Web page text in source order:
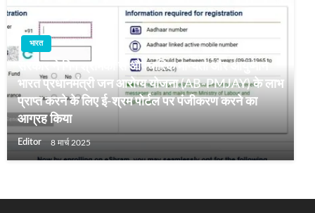
भारत
सरकार ने गिग श्रमिकों से औपचारिक मान्यता और आयुष्मान
भारत प्रधानमंत्री जन आरोग्य योजना (AB-PMJAY) के लाभ
प्राप्‍त करने के लिए ई-श्रम पोर्टल पर पंजीकरण करने का
आग्रह किया
Editor 8 मार्च 2025